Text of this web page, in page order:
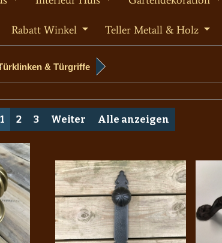
Rabatt Winkel Teller Metall & Holz
& Türgriffe
1 2 3 Weiter Alle anzeigen